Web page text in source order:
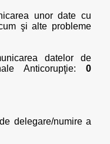
unor date cu
şi alte probleme
datelor de
Anticorupţie: 0
delegare/numire a